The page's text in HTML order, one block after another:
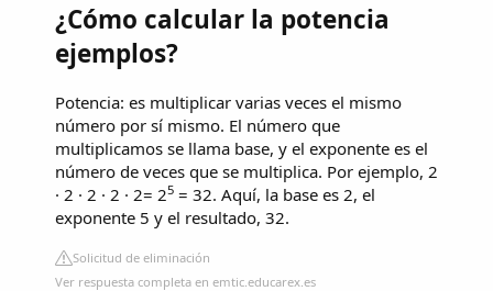
¿Cómo calcular la potencia
ejemplos?
Potencia: es multiplicar varias veces el mismo
número por sí mismo. El número que
multiplicamos se llama base, y el exponente es el
número de veces que se multiplica. Por ejemplo, 2
· 2 · 2 · 2 · 2= 25 = 32. Aquí, la base es 2, el
exponente 5 y el resultado, 32.
Solicitud de eliminación
Ver respuesta completa en emtic.educarex.es